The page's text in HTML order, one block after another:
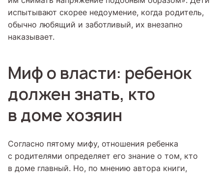
испытывают скорее недоумение, когда родитель,
обычно любящий и заботливый, их внезапно
наказывает.
Миф о власти: ребенок
должен знать, кто
в доме хозяин
Согласно пятому мифу, отношения ребенка
с родителями определяет его знание о том, кто
в доме главный. Но, по мнению автора книги,